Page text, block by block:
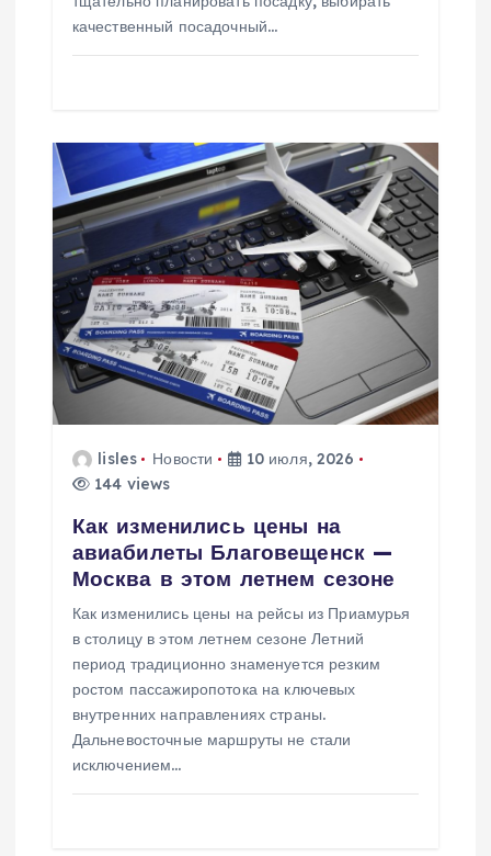
качественный посадочный…
lisles Новости
10 июля, 2026
144 views
Как изменились цены на
авиабилеты Благовещенск —
Москва в этом летнем сезоне
Как изменились цены на рейсы из Приамурья
в столицу в этом летнем сезоне Летний
период традиционно знаменуется резким
ростом пассажиропотока на ключевых
внутренних направлениях страны.
Дальневосточные маршруты не стали
исключением…